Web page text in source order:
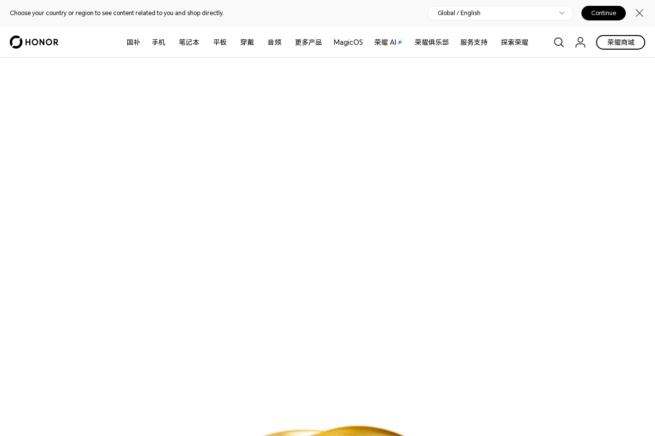
Choose your country or region to see content related to you and shop directly. Global / English Continue
国补 手机 笔记本 平板 穿戴 音频 更多产品 MagicOS 荣耀 AI 荣耀俱乐部 服务支持 探索荣耀 荣耀商城